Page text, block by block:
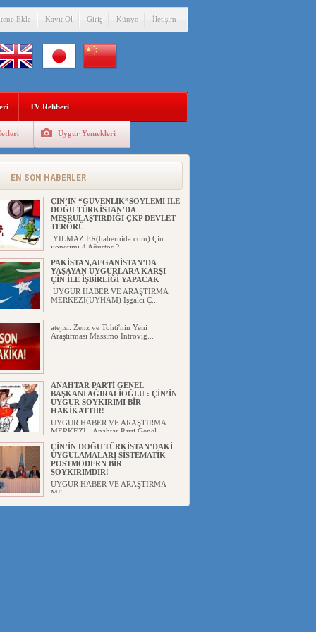
Ekle Kayıt Ol Giriş Künye İletişim
TV Rehberi
Uygur Yemekleri
EN SON HABERLER
ÇİN’İN “GÜVENLİK”SÖYLEMİ İLE
DOĞU TÜRKİSTAN’DA
MEŞRULAŞTIRDIĞI ÇKP DEVLET
TERÖRÜ
YILMAZ ER(habernida.com) Çin
yönetimi 4 Ağustos 2...
PAKİSTAN,AFGANİSTAN’DA
YAŞAYAN UYGURLARA KARŞI
ÇİN İLE İŞBİRLİĞİ YAPACAK
UYGUR HABER VE ARAŞTIRMA
MERKEZİ(UYHAM) İşgalci Ç...
atejisi: Zenz ve Tohti'nin Yeni
Araştırması Massimo Introvig...
ANAHTAR PARTİ GENEL
BAŞKANI AĞIRALİOĞLU : ÇİN’İN
UYGUR SOYKIRIMI BİR
HAKİKATTIR!
UYGUR HABER VE ARAŞTIRMA
MERKEZİ Anahtar Parti Genel
ÇİN’İN DOĞU TÜRKİSTAN’DAKİ
UYGULAMALARI SİSTEMATİK
POSTMODERN BİR
SOYKIRIMDIR!
UYGUR HABER VE ARAŞTIRMA
ME...
DİYANET AKADEMİSİ BAŞKANI